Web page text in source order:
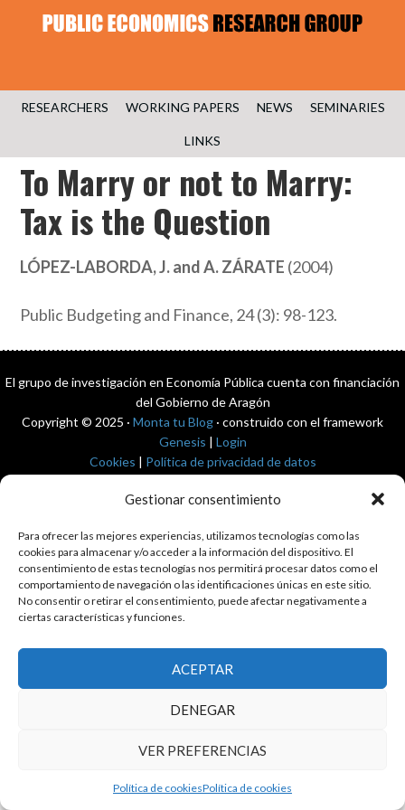
Gestionar consentimiento
Para ofrecer las mejores experiencias, utilizamos tecnologías como las
cookies para almacenar y/o acceder a la información del dispositivo. El
consentimiento de estas tecnologías nos permitirá procesar datos como el
comportamiento de navegación o las identificaciones únicas en este sitio.
No consentir o retirar el consentimiento, puede afectar negativamente a
ciertas características y funciones.
ACEPTAR
DENEGAR
VER PREFERENCIAS
Política de cookiesPolítica de cookies
RESEARCHERS WORKING PAPERS NEWS SEMINARIES
LINKS
To Marry or not to Marry:
Tax is the Question
LÓPEZ-LABORDA, J. and A. ZÁRATE (2004)
Public Budgeting and Finance, 24 (3): 98-123.
El grupo de investigación en Economía Pública cuenta con financiación
del Gobierno de Aragón
Copyright © 2025 · Monta tu Blog · construido con el framework
Genesis | Login
Cookies | Política de privacidad de datos
Copyright © 2025 ·
Genesis Framework
·WordPress·Acceder